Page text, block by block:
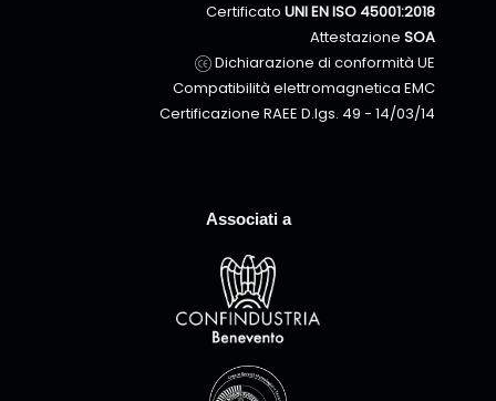
Certificato UNI EN ISO 45001:2018
Attestazione SOA
Dichiarazione di conformità UE
Compatibilità elettromagnetica EMC
Certificazione RAEE D.lgs. 49 - 14/03/14
Associati a